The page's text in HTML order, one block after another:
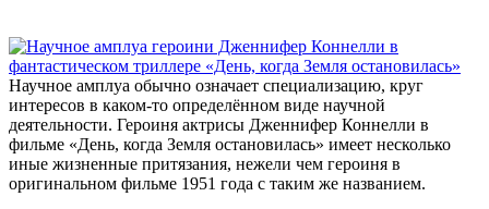
Научное амплуа обычно означает специализацию, круг
интересов в каком-то определённом виде научной
деятельности. Героиня актрисы Дженнифер Коннелли в
фильме «День, когда Земля остановилась» имеет несколько
иные жизненные притязания, нежели чем героиня в
оригинальном фильме 1951 года с таким же названием.